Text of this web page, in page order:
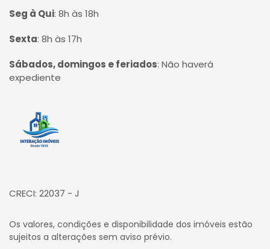
Seg à Qui: 8h às 18h
Sexta: 8h às 17h
Sábados, domingos e feriados: Não haverá
expediente
Página inicial
CRECI: 22037 - J
Os valores, condições e disponibilidade dos imóveis estão
sujeitos a alterações sem aviso prévio.